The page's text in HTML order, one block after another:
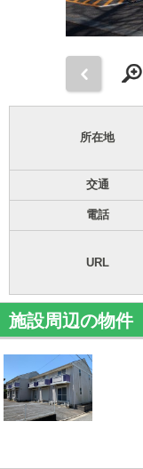
所在地
交通
電話
URL
施設周辺の物件